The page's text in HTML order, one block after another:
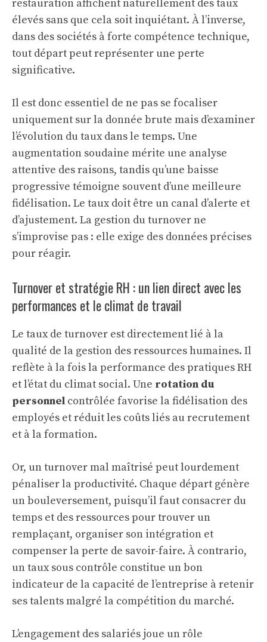
restauration affichent naturellement des taux
élevés sans que cela soit inquiétant. À l’inverse,
dans des sociétés à forte compétence technique,
tout départ peut représenter une perte
significative.
Il est donc essentiel de ne pas se focaliser
uniquement sur la donnée brute mais d’examiner
l’évolution du taux dans le temps. Une
augmentation soudaine mérite une analyse
attentive des raisons, tandis qu’une baisse
progressive témoigne souvent d’une meilleure
fidélisation. Le taux doit être un canal d’alerte et
d’ajustement. La gestion du turnover ne
s’improvise pas : elle exige des données précises
pour réagir.
Turnover et stratégie RH : un lien direct avec les
performances et le climat de travail
Le taux de turnover est directement lié à la
qualité de la gestion des ressources humaines. Il
reflète à la fois la performance des pratiques RH
et l’état du climat social. Une rotation du
personnel contrôlée favorise la fidélisation des
employés et réduit les coûts liés au recrutement
et à la formation.
Or, un turnover mal maîtrisé peut lourdement
pénaliser la productivité. Chaque départ génère
un bouleversement, puisqu’il faut consacrer du
temps et des ressources pour trouver un
remplaçant, organiser son intégration et
compenser la perte de savoir-faire. À contrario,
un taux sous contrôle constitue un bon
indicateur de la capacité de l’entreprise à retenir
ses talents malgré la compétition du marché.
L’engagement des salariés joue un rôle